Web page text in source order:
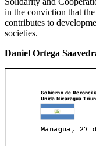
in the conviction that
contributes to
societies.
Daniel Ortega